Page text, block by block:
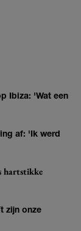
Ibiza: 'Wat een
af: 'Ik werd
hartstikke
zijn onze